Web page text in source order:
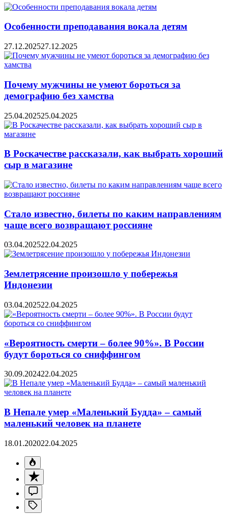
Особенности преподавания вокала детям
27.12.202527.12.2025
Почему мужчины не умеют бороться за
демографию без хамства
25.04.202525.04.2025
В Роскачестве рассказали, как выбрать хороший
сыр в магазине
Стало известно, билеты по каким направлениям
чаще всего возвращают россияне
03.04.202522.04.2025
Землетрясение произошло у побережья
Индонезии
03.04.202522.04.2025
«Вероятность смерти – более 90%». В России
будут бороться со сниффингом
30.09.202422.04.2025
В Непале умер «Маленький Будда» – самый
маленький человек на планете
18.01.202022.04.2025